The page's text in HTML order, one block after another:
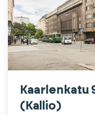
Kaarlenkatu
(Kallio)